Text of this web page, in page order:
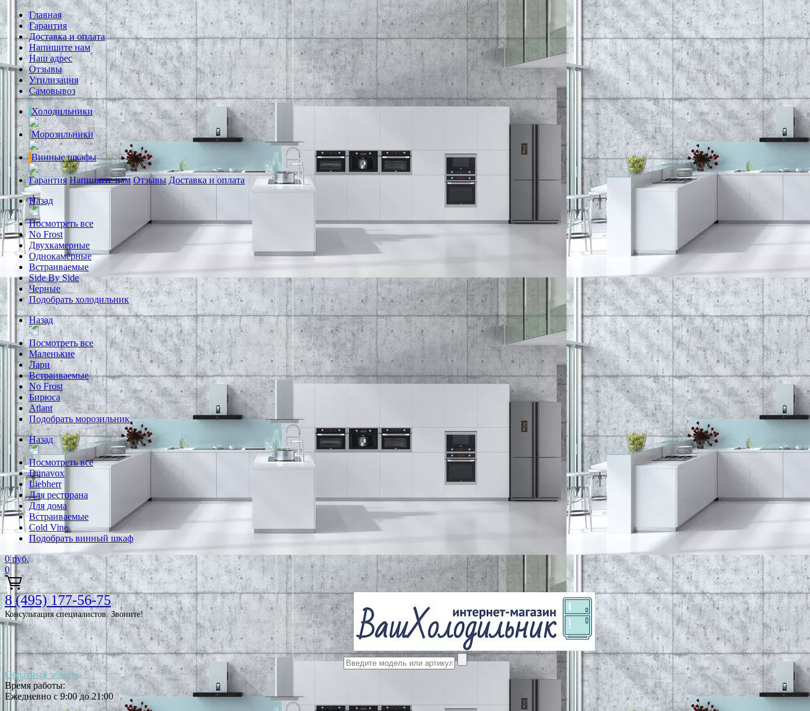
Главная
Гарантия
Доставка и оплата
Напишите нам
Наш адрес
Отзывы
Утилизация
Самовывоз
Холодильники
Морозильники
Винные шкафы
Гарантия Напишите нам Отзывы Доставка и оплата
Назад
Посмотреть все
No Frost
Двухкамерные
Однокамерные
Встраиваемые
Side By Side
Черные
Подобрать холодильник
Назад
Посмотреть все
Маленькие
Лари
Встраиваемые
No Frost
Бирюса
Atlant
Подобрать морозильник
Назад
Посмотреть все
Dunavox
Liebherr
Для ресторана
Для дома
Встраиваемые
Cold Vine
Подобрать винный шкаф
0 руб.
0
8 (495) 177-56-75
Консультация специалистов. Звоните!
Обратный звонок
Время работы:
Ежедневно с 9:00 до 21:00